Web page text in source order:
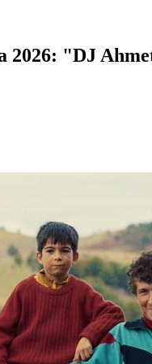
2026: "DJ